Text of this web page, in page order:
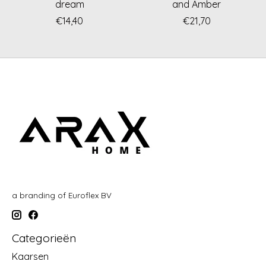
dream
€14,40
and Amber
€21,70
a branding of Euroflex BV
Categorieën
Kaarsen